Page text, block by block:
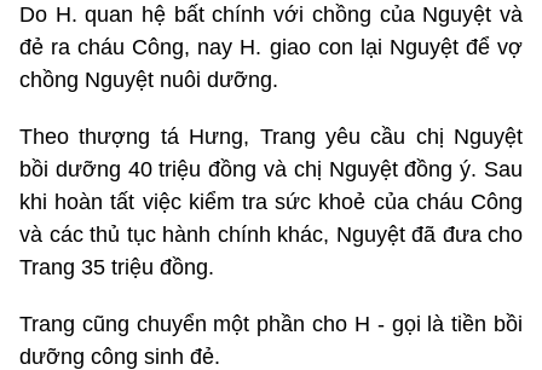
Do H. quan hệ bất chính với chồng của Nguyệt và
đẻ ra cháu Công, nay H. giao con lại Nguyệt để vợ
chồng Nguyệt nuôi dưỡng.
Theo thượng tá Hưng, Trang yêu cầu chị Nguyệt
bồi dưỡng 40 triệu đồng và chị Nguyệt đồng ý. Sau
khi hoàn tất việc kiểm tra sức khoẻ của cháu Công
và các thủ tục hành chính khác, Nguyệt đã đưa cho
Trang 35 triệu đồng.
Trang cũng chuyển một phần cho H - gọi là tiền bồi
dưỡng công sinh đẻ.